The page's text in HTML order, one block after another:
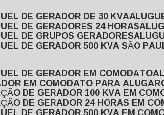
DE GERADOR DE 30 KVA
DE GERADORES 24 HORAS
DE GRUPOS GERADORES
DE GERADOR 500 KVA SÃO
DE GERADOR EM COMODATO
EM COMODATO PARA ALUGAR
DE GERADOR 100 KVA EM
DE GERADOR 24 HORAS EM